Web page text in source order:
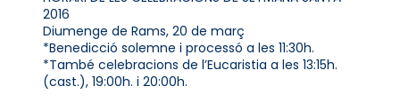
2016
Diumenge de Rams, 20 de març
*Benedicció solemne i processó a les 11:30h.
*També celebracions de l’Eucaristia a les 13:15h.
(cast.), 19:00h. i 20:00h.